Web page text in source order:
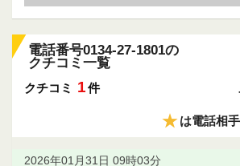
電話番号0134-27-1801の
クチコミ一覧
クチコミ 1件
★は電話相
2026年01月31日 09時03分